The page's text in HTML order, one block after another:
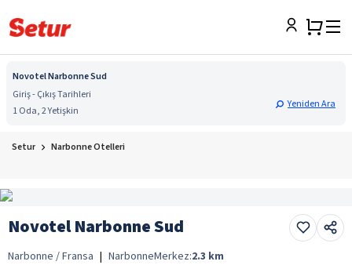
Novotel Narbonne Sud
Giriş - Çıkış Tarihleri
1 Oda, 2 Yetişkin
Yeniden Ara
Setur Narbonne Otelleri
Novotel Narbonne Sud
Narbonne / Fransa | NarbonneMerkez:2.3 km